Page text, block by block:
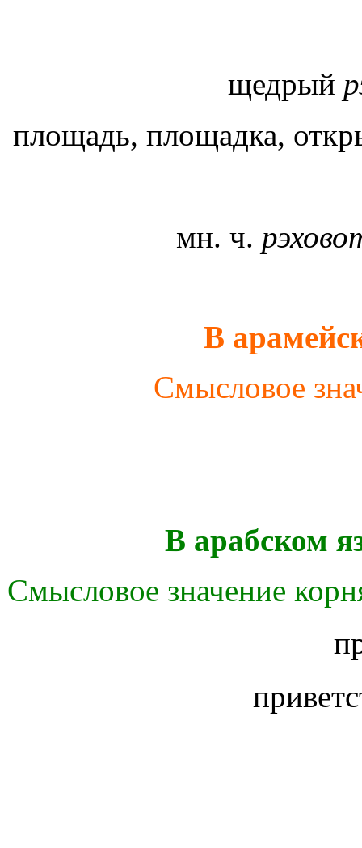
щедрый
площадь, площадка,
мн. ч.
В
Смысловое
В арабском
Смысловое значение